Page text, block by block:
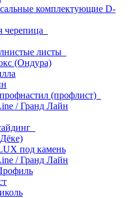
комплектующие D-
черепица
листы
(Ондура)
(профлист)
/ Гранд Лайн
под камень
/ Гранд Лайн